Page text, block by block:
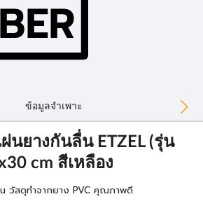
ข้อมูลจำเพาะ
นยางกันลื่น ETZEL (รุ่น
cm สีเหลือง
วัสดุทำจากยาง PVC คุณภาพดี